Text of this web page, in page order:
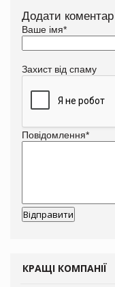
Додати коментар
Ваше імя*
Захист від спаму
Повідомлення*
КРАЩІ КОМПАНІЇ